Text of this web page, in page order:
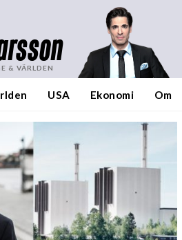
& VÄRLDEN
USA Ekonomi Om